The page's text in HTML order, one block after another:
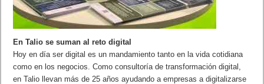
En Talio se suman al reto digital
Hoy en día ser digital es un mandamiento tanto en la vida cotidiana
como en los negocios. Como consultoría de transformación digital,
en Talio llevan más de 25 años ayudando a empresas a digitalizarse